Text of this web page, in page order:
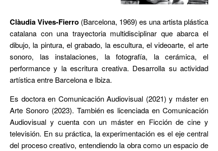
Clàudia Vives-Fierro (Barcelona, 1969) es una artista plástica
catalana con una trayectoria multidisciplinar que abarca el
dibujo, la pintura, el grabado, la escultura, el videoarte, el arte
sonoro, las instalaciones, la fotografía, la cerámica, el
performance y la escritura creativa. Desarrolla su actividad
artística entre Barcelona e Ibiza.
Es doctora en Comunicación Audiovisual (2021) y máster en
Arte Sonoro (2023). También es licenciada en Comunicación
Audiovisual y cuenta con un máster en Ficción de cine y
televisión. En su práctica, la experimentación es el eje central
del proceso creativo, entendiendo la obra como un espacio de